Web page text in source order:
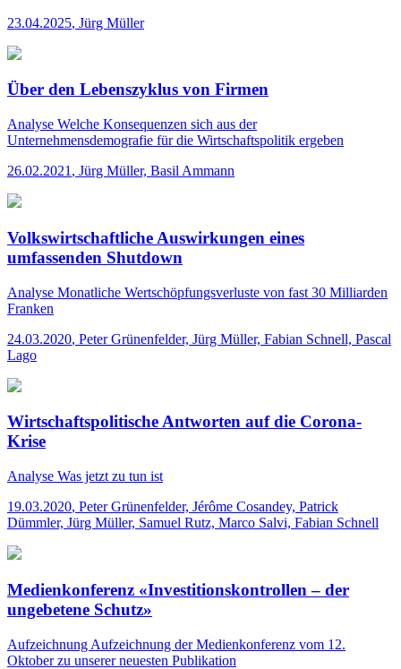
23.04.2025, Jürg Müller
Über den Lebenszyklus von Firmen
Analyse Welche Konsequenzen sich aus der
Unternehmensdemografie für die Wirtschaftspolitik ergeben
26.02.2021 , Jürg Müller, Basil Ammann
Volkswirtschaftliche Auswirkungen eines
umfassenden Shutdown
Analyse Monatliche Wertschöpfungsverluste von fast 30 Milliarden
Franken
24.03.2020, Peter Grünenfelder, Jürg Müller, Fabian Schnell, Pascal
Lago
Wirtschaftspolitische Antworten auf die Corona-
Krise
Analyse Was jetzt zu tun ist
19.03.2020, Peter Grünenfelder, Jérôme Cosandey, Patrick
Dümmler, Jürg Müller, Samuel Rutz, Marco Salvi, Fabian Schnell
Medienkonferenz «Investitionskontrollen – der
ungebetene Schutz»
Aufzeichnung Aufzeichnung der Medienkonferenz vom 12.
Oktober zu unserer neuesten Publikation